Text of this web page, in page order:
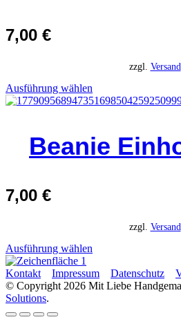
7,00 €
zzgl. Versand
Ausführung wählen
Beanie
7,00 €
zzgl. Versand
Ausführung wählen
Kontakt Impressum Datenschutz
© Copyright 2026 Mit Liebe
Solutions.